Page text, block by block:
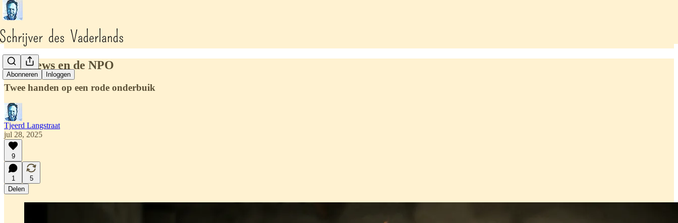
Abonneren Inloggen
Fakenews en de NPO
Twee handen op een rode onderbuik
Tjeerd Langstraat
jul 28, 2025
9
1
5
Delen